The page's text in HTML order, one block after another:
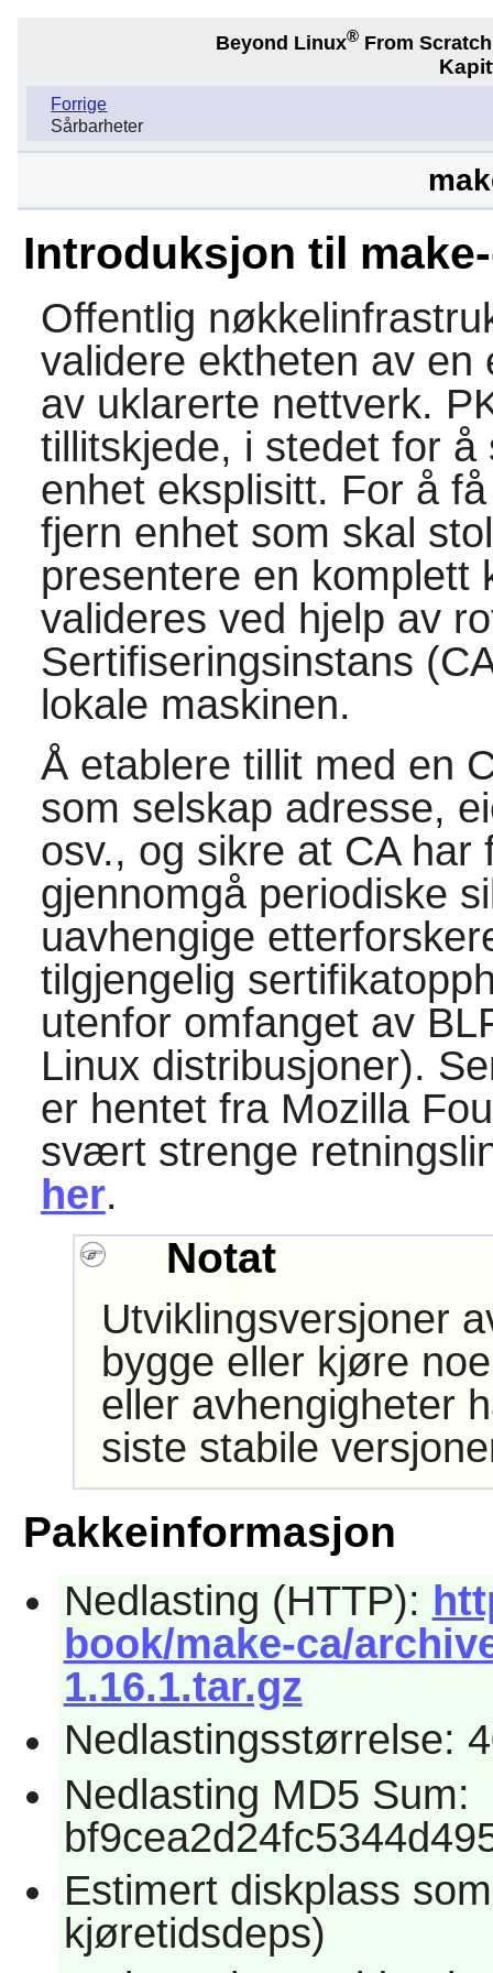
Beyond Linux® From
Forrige
Sårbarheter
Introduksjon til
Offentlig
validere ektheten av en
av uklarerte nettverk.
tillitskjede, i stedet for
enhet eksplisitt. For å
fjern enhet som skal
presentere en komplett
valideres ved hjelp av
Sertifiseringsinstans
lokale maskinen.
Å etablere tillit med en
som selskap adresse,
osv., og sikre at CA
gjennomgå periodiske
uavhengige
tilgjengelig
utenfor omfanget av
Linux distribusjoner).
er hentet fra Mozilla
svært strenge
her.
Notat
Utviklingsversjoner
bygge eller kjøre
eller avhengigheter
siste stabile
Pakkeinformasjon
Nedlasting (HTTP):
book/make-ca/
1.16.1.tar.gz
Nedlastingsstørrelse:
Nedlasting MD5 Sum:
Estimert diskplass
kjøretidsdeps)